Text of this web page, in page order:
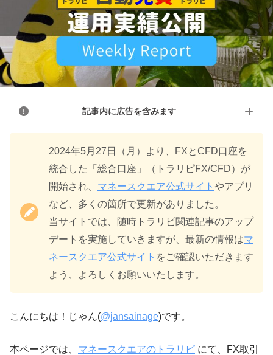
記事内に広告を含みます
2024年5月27日（月）より、FXとCFD口座を
統合した「総合口座」（トラリピFX/CFD）が
開始され、 マネースクエア公式サイト やアプリ
など、多くの箇所で更新がありました。
当サイトでは、随時トラリピ関連記事のアップ
デートを実施していきますが、最新の情報はマ
ネースクエア公式サイト をご確認いただきます
よう、よろしくお願いいたします。
こんにちは！じゃん(@jansainage)です。
本ページでは、 マネースクエアのトラリピ にて、FX取引